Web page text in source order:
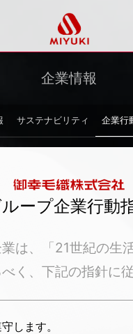
企業情報
サステナビリティ 企業行
ープ企業行動
は、「21世紀の生
く、下記の指針に
します。